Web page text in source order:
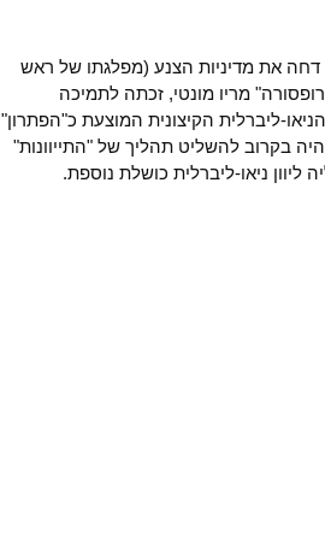
דחה את מדיניות הצנע (מפלגתו של ראש
מריו מונטי, זכתה לתמיכה
ליברלית הקיצונית המוצעת כ"הפתרון"
בקרוב להשליט תהליך של "התייוונות"
ליוון ניאו-ליברלית כושלת נוספת.